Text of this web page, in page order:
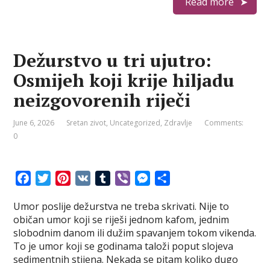
Dežurstvo u tri ujutro:
Osmijeh koji krije hiljadu
neizgovorenih riječi
June 6, 2026 Sretan zivot, Uncategorized, Zdravlje
Comments:
0
c
e
b
o
T
i
t
t
e
n
t
e
r
m
b
l
r
b
e
r
M
s
s
e
n
a
r
e
Umor poslije dežurstva ne treba skrivati. Nije to
običan umor koji se riješi jednom kafom, jednim
slobodnim danom ili dužim spavanjem tokom vikenda.
To je umor koji se godinama taloži poput slojeva
sedimentnih stijena. Nekada se pitam koliko dugo